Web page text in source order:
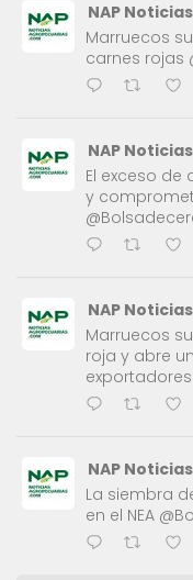
NAP
Marruecos
carnes rojas
NAP
El exceso
y
NAP
Marruecos
roja y abre
exportadores
NAP
La siembra
en el NEA